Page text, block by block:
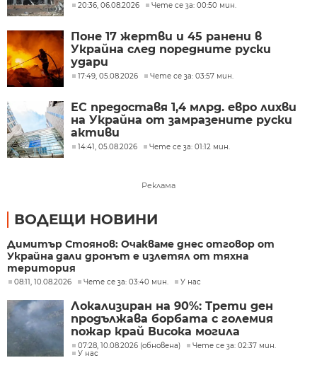
20:36, 06.08.2026 Чете се за: 00:50 мин.
Поне 17 жертви и 45 ранени в
Украйна след поредните руски
удари
17:49, 05.08.2026 Чете се за: 03:57 мин.
ЕС предоставя 1,4 млрд. евро лихви
на Украйна от замразените руски
активи
14:41, 05.08.2026 Чете се за: 01:12 мин.
Реклама
ВОДЕЩИ НОВИНИ
Димитър Стоянов: Очакваме днес отговор от
Украйна дали дронът е излетял от тяхна
територия
08:11, 10.08.2026 Чете се за: 03:40 мин. У нас
Локализиран на 90%: Трети ден
продължава борбата с големия
пожар край Висока могила
07:28, 10.08.2026 (обновена)
Чете се за: 02:37 мин.
У нас